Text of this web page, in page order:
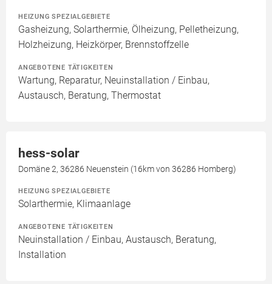
HEIZUNG SPEZIALGEBIETE
Gasheizung, Solarthermie, Ölheizung, Pelletheizung,
Holzheizung, Heizkörper, Brennstoffzelle
ANGEBOTENE TÄTIGKEITEN
Wartung, Reparatur, Neuinstallation / Einbau,
Austausch, Beratung, Thermostat
hess-solar
Domäne 2, 36286 Neuenstein (16km von 36286 Homberg)
HEIZUNG SPEZIALGEBIETE
Solarthermie, Klimaanlage
ANGEBOTENE TÄTIGKEITEN
Neuinstallation / Einbau, Austausch, Beratung,
Installation